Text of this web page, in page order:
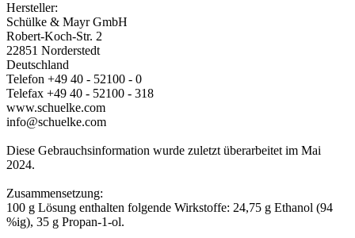
Hersteller:
Schülke & Mayr GmbH
Robert-Koch-Str. 2
22851 Norderstedt
Deutschland
Telefon +49 40 - 52100 - 0
Telefax +49 40 - 52100 - 318
www.schuelke.com
info@schuelke.com
Diese Gebrauchsinformation wurde zuletzt überarbeitet im Mai
2024.
Zusammensetzung:
100 g Lösung enthalten folgende Wirkstoffe: 24,75 g Ethanol (94
%ig), 35 g Propan-1-ol.